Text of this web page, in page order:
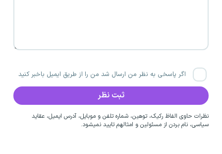
اگر پاسخی به نظر من ارسال شد من را از طریق ایمیل باخبر کنید
نظرات حاوی الفاظ رکیک، توهین، شماره تلفن و موبایل، آدرس ایمیل، عقاید
سیاسی، نام بردن از مسئولین و امثالهم تایید نمیشود.